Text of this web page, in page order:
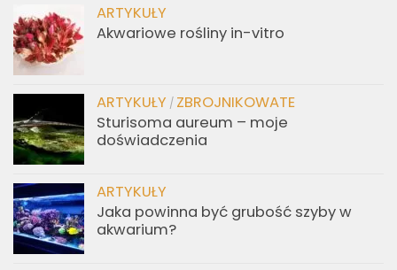
ARTYKUŁY
Akwariowe rośliny in-vitro
ARTYKUŁY / ZBROJNIKOWATE
Sturisoma aureum – moje
doświadczenia
ARTYKUŁY
Jaka powinna być grubość szyby w
akwarium?